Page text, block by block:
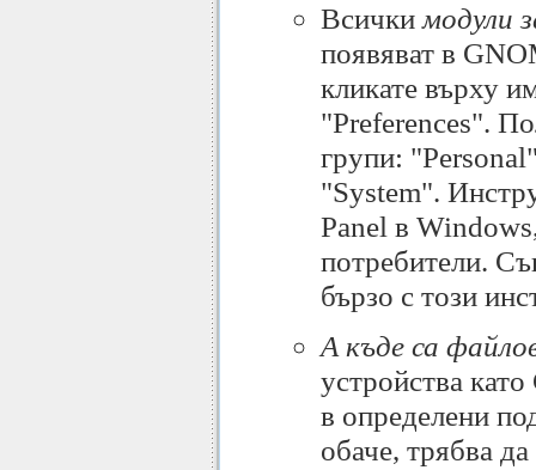
Всичкимодули
появяват в
кликате върху
"Preferences".
групи:
"System".
Panel в
потребители.
бързо с този
А къде са
устройства
в определени
обаче, трябва